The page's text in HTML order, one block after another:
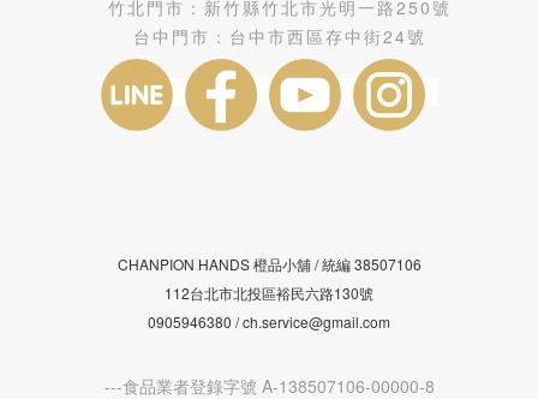
竹北門市： 新竹縣竹北市光明一路250號
台中門市： 台中市西區存中街24號
CHANPION HANDS 橙品小舖 /統編38507106
112台北市北投區裕民六路130號
0905946380 / ch.service@gmail.com
---食品業者登錄字號 A-138507106-00000-8